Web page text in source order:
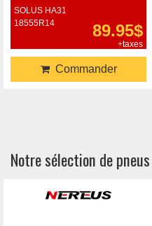
SOLUS HA31
18555R14
89.95$
+taxes
Commander
Notre sélection de pneus